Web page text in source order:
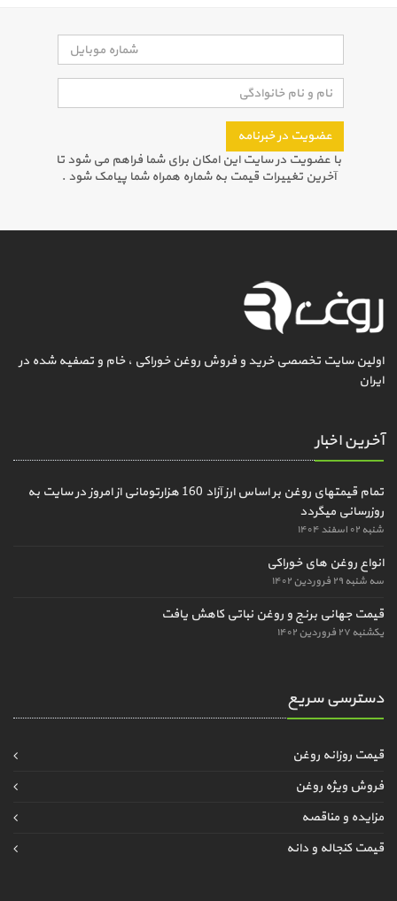
عضویت در خبرنامه
با عضویت در سایت این امکان برای شما فراهم می شود تا
آخرین تغییرات قیمت به شماره همراه شما پیامک شود .
اولین سایت تخصصی خرید و فروش روغن خوراکی ، خام و تصفیه شده در
ایران
آخرین اخبار
تمام قیمتهای روغن بر اساس ارز آزاد 160 هزارتومانی از امروز در سایت به
روزرسانی میگردد
شنبه ۰۲ اسفند ۱۴۰۴
انواع روغن های خوراکی
سه شنبه ۲۹ فروردین ۱۴۰۲
قیمت جهانی برنج و روغن نباتی کاهش یافت
یکشنبه ۲۷ فروردین ۱۴۰۲
دسترسی سریع
قیمت روزانه روغن
فروش ویژه روغن
مزایده و مناقصه
قیمت کنجاله و دانه